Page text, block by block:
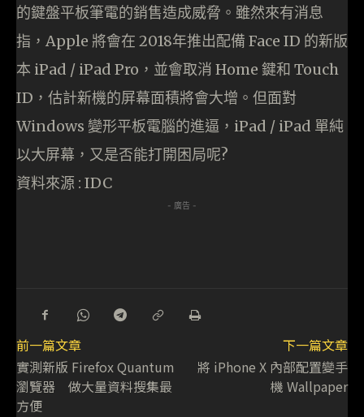
的鍵盤平板筆電的銷售造成威脅。雖然來有消息
指，Apple 將會在 2018年推出配備 Face ID 的新版
本 iPad / iPad Pro，並會取消 Home 鍵和 Touch
ID，估計新機的屏幕面積將會大增。但面對
Windows 變形平板電腦的進逼，iPad / iPad 單純
以大屏幕，又是否能打開困局呢?
資料來源 : IDC
- 廣告 -
前一篇文章
實測新版 Firefox Quantum
瀏覽器 做大量資料搜集最
方便
下一篇文章
將 iPhone X 內部配置變手
機 Wallpaper